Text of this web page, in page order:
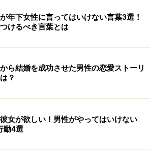
年下女性に言ってはいけない言葉3選！
けるべき言葉とは
ら結婚を成功させた男性の恋愛ストーリ
？
女が欲しい！男性がやってはいけない
動4選